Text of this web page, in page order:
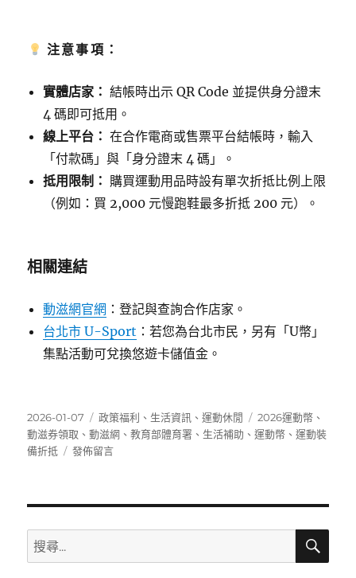
注意事項：
實體店家： 結帳時出示 QR Code 並提供身分證末
4 碼即可抵用。
線上平台： 在合作電商或售票平台結帳時，輸入
「付款碼」與「身分證末 4 碼」。
抵用限制： 購買運動用品時設有單次折抵比例上限
（例如：買 2,000 元慢跑鞋最多折抵 200 元）。
相關連結
動滋網官網 ：登記與查詢合作店家。
台北市 U-Sport ：若您為台北市民，另有「U幣」
集點活動可兌換悠遊卡儲值金。
發
佈
日
2026-01-07
分
類
政策福利 、 生活資訊 、運動休閒
標
籤
2026運動幣 、
動滋券領取 、動滋網 、教育部體育署 、 生活補助 、運動幣 、運動裝
備折抵
在
運
幣？
發佈留言
搜
尋
搜